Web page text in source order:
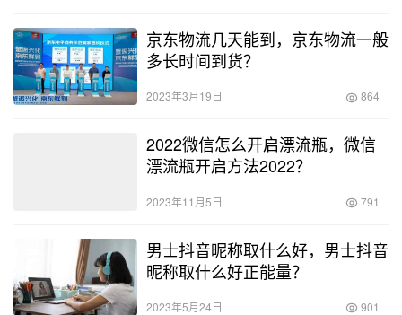
京东物流几天能到，京东物流一般
多长时间到货？
2023年3月19日 864
2022微信怎么开启漂流瓶，微信
漂流瓶开启方法2022？
2023年11月5日 791
男士抖音昵称取什么好，男士抖音
昵称取什么好正能量？
2023年5月24日 901